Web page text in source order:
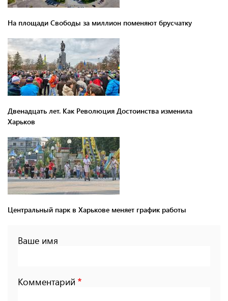
На площади Свободы за миллион поменяют брусчатку
Двенадцать лет. Как Революция Достоинства изменила
Харьков
Центральный парк в Харькове меняет график работы
Ваше имя
Комментарий